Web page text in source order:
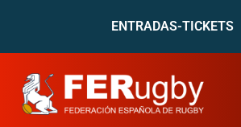
ENTRADAS-TICKETS